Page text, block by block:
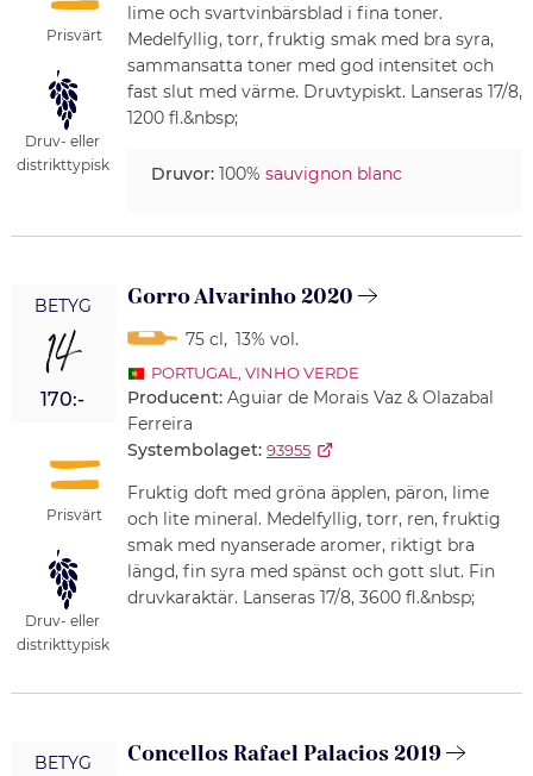
Prisvärt
Druv- eller
distrikttypisk
lime och svartvinbärsblad i fina toner.
Medelfyllig, torr, fruktig smak med bra syra,
sammansatta toner med god intensitet och
fast slut med värme. Druvtypiskt. Lanseras 17/8,
1200 fl.&nbsp;
Druvor:100% sauvignon blanc
BETYG
14
170:-
Prisvärt
Druv- eller
distrikttypisk
Gorro Alvarinho 2020
75 cl, 13% vol.
PORTUGAL VINHO VERDE
Producent: Aguiar de Morais Vaz & Olazabal
Ferreira
Systembolaget: 93955
Fruktig doft med gröna äpplen, päron, lime
och lite mineral. Medelfyllig, torr, ren, fruktig
smak med nyanserade aromer, riktigt bra
längd, fin syra med spänst och gott slut. Fin
druvkaraktär. Lanseras 17/8, 3600 fl.&nbsp;
BETYG Concellos Rafael Palacios 2019